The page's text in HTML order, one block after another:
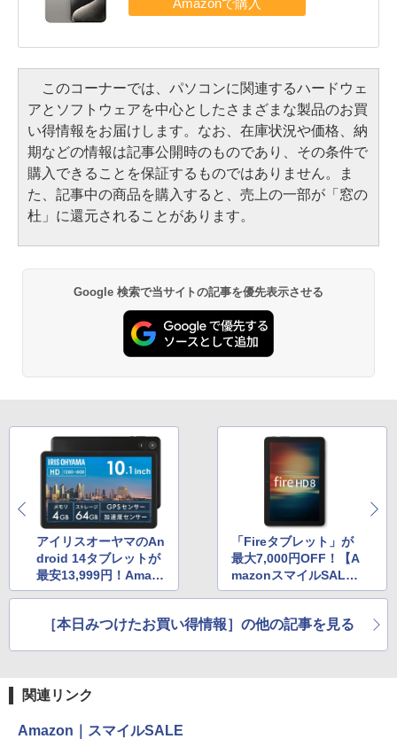
このコーナーでは、パソコンに関連するハードウェ
アとソフトウェアを中心としたさまざまな製品のお買
い得情報をお届けします。なお、在庫状況や価格、納
期などの情報は記事公開時のものであり、その条件で
購入できることを保証するものではありません。ま
た、記事中の商品を購入すると、売上の一部が「窓の
杜」に還元されることがあります。
Google 検索で当サイトの記事を優先表示させる
アイリスオーヤマのAn
droid 14タブレットが
最安13,999円！Amaz
onタイムセール
「Fireタブレット」が
最大7,000円OFF！【A
mazonスマイルSAL
E】
［本日みつけたお買い得情報］の他の記事を見る
関連リンク
Amazon｜スマイルSALE